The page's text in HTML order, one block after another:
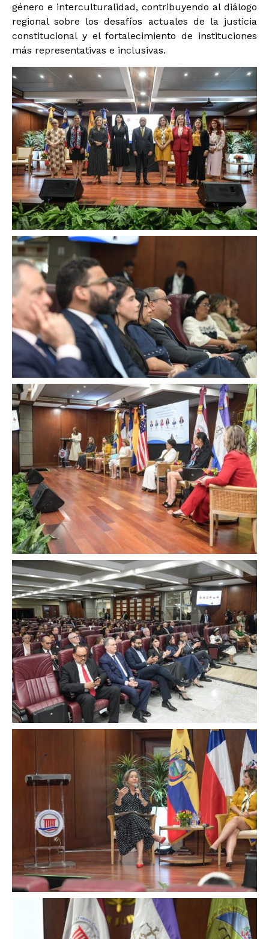
género e interculturalidad, contribuyendo al diálogo
regional sobre los desafíos actuales de la justicia
constitucional y el fortalecimiento de instituciones
más representativas e inclusivas.